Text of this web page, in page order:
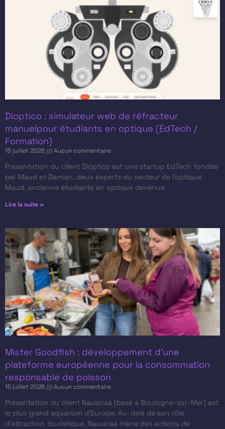
Dioptico : simulateur web de réfracteur
manuelpour étudiants en optique (EdTech /
Formation)
15 juillet 2026 Aucun commentaire
Présentation du client​ Dioptico est une startup EdTech fondée
par Maud et Damien, deux experts du secteur de l’optique.
Maud, ancienne étudiante en optique devenue
Lire la suite »
Mister Goodfish : développement d’une
plateforme européenne pour la consommation
responsable de poisson
15 juillet 2026 Aucun commentaire
Présentation du client​ Nausicaá (basé à Boulogne-sur-Mer) est
le plus grand aquarium d’Europe. Au-delà de son rôle
d’attraction touristique, Nausicaá mène des actions de